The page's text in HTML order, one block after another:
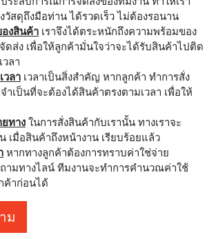
วัสดุถึงมือท่าน ได้รวดเร็ว ไม่ต้องรอนาน
งสินค้า เราจึงได้ตระหนักถึงความพร้อมของ
ดส่ง เพื่อให้ลูกค้ามั่นใจว่าจะได้รับสินค้าไปติด
ลา
วลา เวลาเป็นสิ่งสำคัญ หากลูกค้า ทำการสั่ง
ำเป็นที่จะต้องได้สินค้าตรงตามเวลา เพื่อให้
ยทาง ในการสั่งสินค้ากับเรานั้น ทางเราจะ
เมื่อสินค้าถึงหน้างาน เรียบร้อยแล้ว
หากทางลูกค้าต้องการทราบค่าใช่จ่าย
ามทางไลน์ ทีมงานจะทำการคำนวณค่าใช้
ค้าก่อนได้
ม